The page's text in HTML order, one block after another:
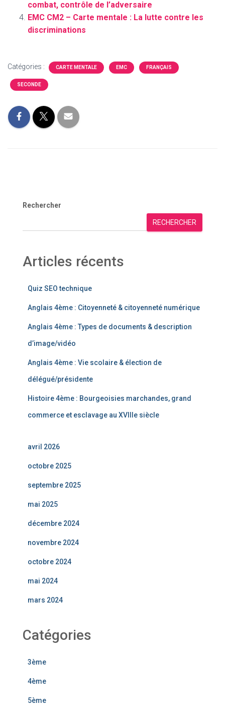
combat, contrôle de l’adversaire
EMC CM2 – Carte mentale : La lutte contre les
discriminations
Catégories : CARTE MENTALE EMC FRANÇAIS
SECONDE
Rechercher
RECHERCHER
Articles récents
Quiz SEO technique
Anglais 4ème : Citoyenneté & citoyenneté numérique
Anglais 4ème : Types de documents & description
d’image/vidéo
Anglais 4ème : Vie scolaire & élection de
délégué/présidente
Histoire 4ème : Bourgeoisies marchandes, grand
commerce et esclavage au XVIIIe siècle
avril 2026
octobre 2025
septembre 2025
mai 2025
décembre 2024
novembre 2024
octobre 2024
mai 2024
mars 2024
Catégories
3ème
4ème
5ème